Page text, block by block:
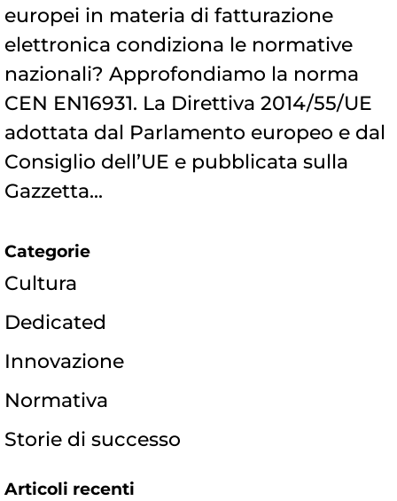
europei in materia di fatturazione
elettronica condiziona le normative
nazionali? Approfondiamo la norma
CEN EN16931. La Direttiva 2014/55/UE
adottata dal Parlamento europeo e dal
Consiglio dell’UE e pubblicata sulla
Gazzetta...
Categorie
Cultura
Dedicated
Innovazione
Normativa
Storie di successo
Articoli recenti